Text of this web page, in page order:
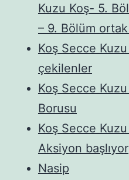
Kuzu Koş- 5.
– 9. Bölüm ortak
Koş Secce
çekilenler
Koş Secce
Borusu
Koş Secce
Aksiyon başlıyor
Nasip